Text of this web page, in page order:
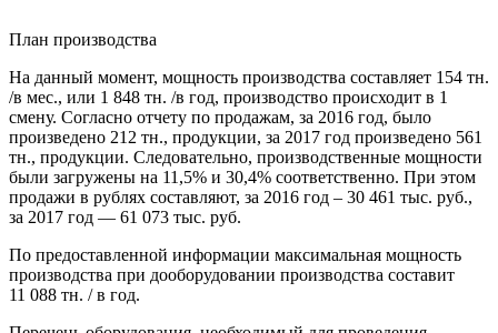
План производства
На данный момент, мощность производства составляет 154 тн.
/в мес., или 1 848 тн. /в год, производство происходит в 1
смену. Согласно отчету по продажам, за 2016 год, было
произведено 212 тн., продукции, за 2017 год произведено 561
тн., продукции. Следовательно, производственные мощности
были загружены на 11,5% и 30,4% соответственно. При этом
продажи в рублях составляют, за 2016 год – 30 461 тыс. руб.,
за 2017 год — 61 073 тыс. руб.
По предоставленной информации максимальная мощность
производства при дооборудовании производства составит
11 088 тн. / в год.